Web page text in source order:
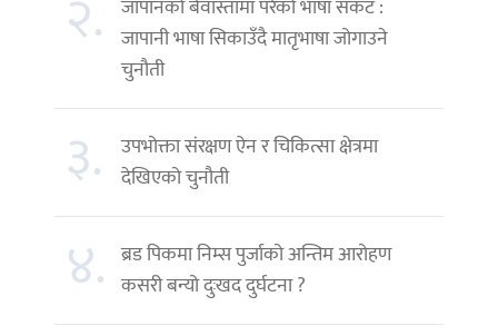
२. जापानको बेवास्तामा परेको भाषा संकट :
जापानी भाषा सिकाउँदै मातृभाषा जोगाउने
चुनौती
३.
उपभोक्ता संरक्षण ऐन र चिकित्सा क्षेत्रमा
देखिएको चुनौती
४. ब्रड पिकमा निम्स पुर्जाको अन्तिम आरोहण
कसरी बन्यो दुःखद दुर्घटना ?